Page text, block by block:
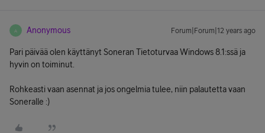
A Anonymous Forum|Forum|12 years ago
Pari päivää olen käyttänyt Soneran Tietoturvaa Windows 8.1:ssä ja
hyvin on toiminut.
Rohkeasti vaan asennat ja jos ongelmia tulee, niin palautetta vaan
Soneralle :)